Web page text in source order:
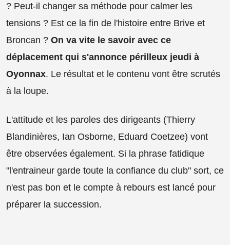
? Peut-il changer sa méthode pour calmer les
tensions ? Est ce la fin de l'histoire entre Brive et
Broncan ? On va vite le savoir avec ce
déplacement qui s'annonce périlleux jeudi à
Oyonnax. Le résultat et le contenu vont être scrutés
à la loupe.
L'attitude et les paroles des dirigeants (Thierry
Blandinières, Ian Osborne, Eduard Coetzee) vont
être observées également. Si la phrase fatidique
"l'entraineur garde toute la confiance du club" sort, ce
n'est pas bon et le compte à rebours est lancé pour
préparer la succession.